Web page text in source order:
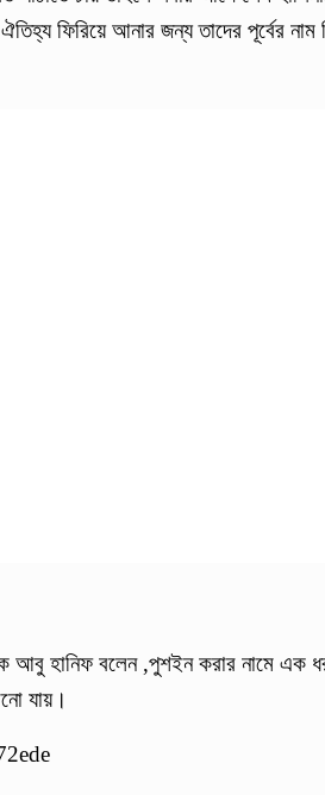
ফিরিয়ে আনার জন্য তাদের পূর্বের নাম
হানিফ বলেন ,পুশইন করার নামে এক
যায়।